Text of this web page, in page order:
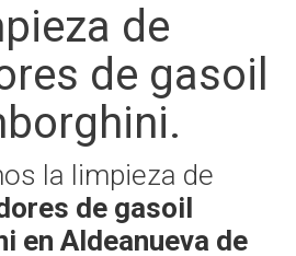
de
de gasoil
la limpieza de
de gasoil
en Aldeanueva de